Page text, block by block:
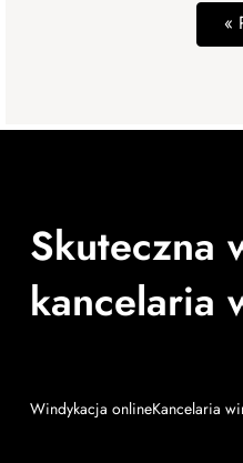
«
Skuteczna
kancelaria
Windykacja onlineKancelaria